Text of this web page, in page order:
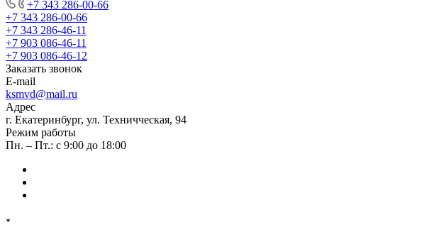
+7 343 286-00-66
+7 343 286-00-66
+7 343 286-46-11
+7 903 086-46-11
+7 903 086-46-12
Заказать звонок
E-mail
ksmvd@mail.ru
Адрес
г. Екатеринбург, ул. Техничческая, 94
Режим работы
Пн. – Пт.: с 9:00 до 18:00